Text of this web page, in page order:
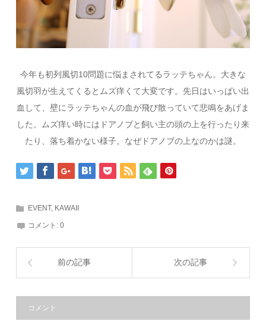
今年も初列風切10問題に悩まされてるラッテちゃん。大きな
風切羽が生えてくるとムズ痒くて大変です。先日はいっぱい出
血して、壁にラッテちゃんの血が飛び散っていて悲鳴をあげま
した。ムズ痒い時にはドアノブと飼い主の頭の上を行ったり来
たり、落ち着かない様子。なぜドアノブの上なのかは謎。
EVENT, KAWAII
コメント:0
前の記事 次の記事
コメント